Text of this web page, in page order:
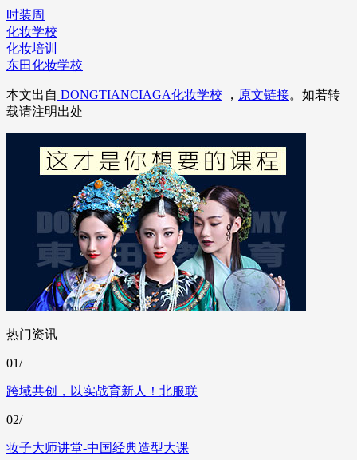
时装周
化妆学校
化妆培训
东田化妆学校
本文出自 DONGTIANCIAGA化妆学校 ， 原文链接。如若转
载请注明出处
热门资讯
01/
跨域共创，以实战育新人！北服联
02/
妆子大师讲堂-中国经典造型大课